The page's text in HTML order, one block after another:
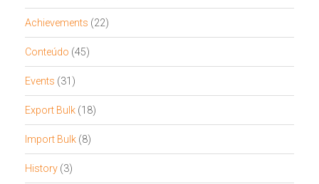
Achievements (22)
Conteúdo (45)
Events (31)
Export Bulk (18)
Import Bulk (8)
History (3)